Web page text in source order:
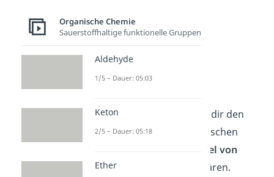
Radikalische
Polymerisation
Mechanismus
Im Folgenden werden wir dir den
Mechanismus
der radikalischen
Beispiel von
Styrol
(Phenylethen) erklären.
Organische Chemie
Sauerstoffhaltige funktionelle Gruppen
Aldehyde
1/5 – Dauer: 05:03
Keton
2/5 – Dauer: 05:18
Ether